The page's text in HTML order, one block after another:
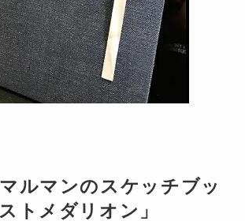
ルマンのスケッチブッ
トメダリオン」